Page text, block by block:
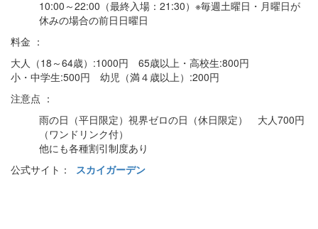
10:00～22:00（最終入場：21:30）※毎週土曜日・月曜日が
休みの場合の前日日曜日
料金 ：
大人（18～64歳）:1000円 65歳以上・高校生:800円
小・中学生:500円 幼児（満４歳以上）:200円
注意点 ：
雨の日（平日限定）視界ゼロの日（休日限定） 大人700円
（ワンドリンク付）
他にも各種割引制度あり
公式サイト： スカイガーデン